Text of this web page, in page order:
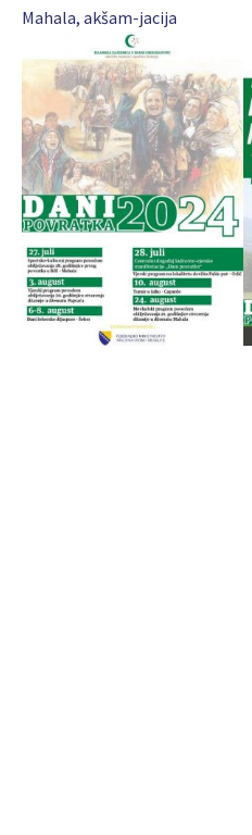
Mahala, akšam-jacija